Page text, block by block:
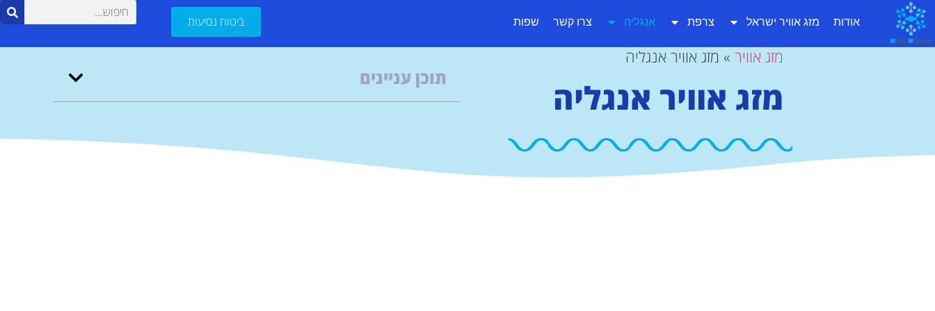
אודות מזג אוויר ישראל צרפת אנגליה צרו קשר שפות ביטוח נסיעות
מזג אוויר » מזג אוויר אנגליה
מזג אוויר אנגליה תוכן עניינים